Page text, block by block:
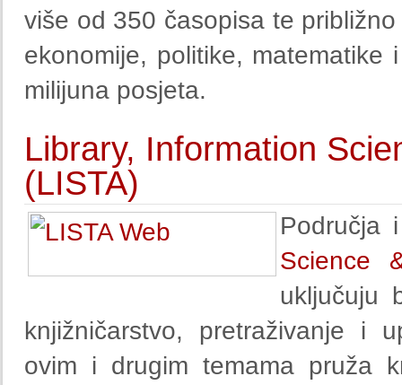
više od 350 časopisa te
ekonomije, politike,
milijuna posjeta.
Library, Information
(LISTA)
Područja
Science
uključuju
knjižničarstvo, pretraživanje i
ovim i drugim temama pruža